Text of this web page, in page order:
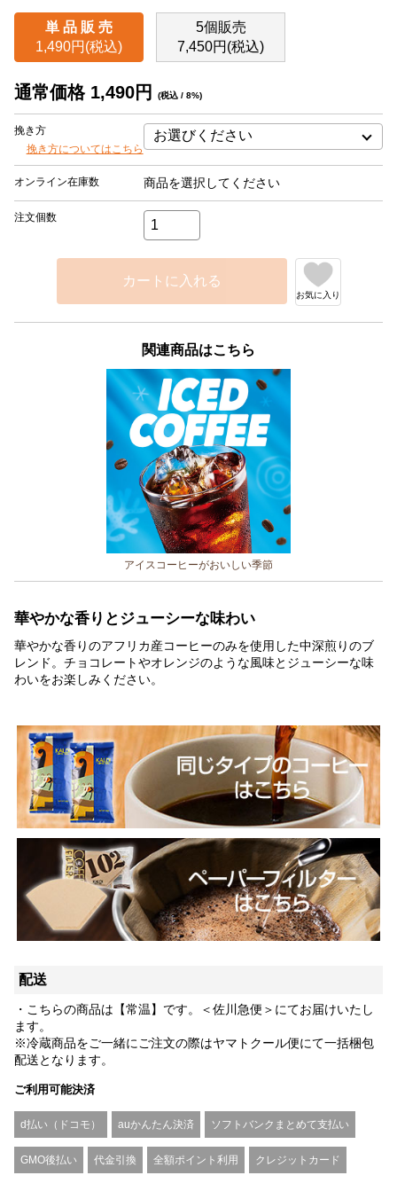
単 品 販 売
1,490円(税込)
5個販売
7,450円(税込)
通常価格 1,490円 (税込 / 8%)
挽き方
挽き方についてはこちら
オンライン在庫数 商品を選択してください
注文個数
カートに入れる
お気に入り
関連商品はこちら
アイスコーヒーがおいしい季節
華やかな香りとジューシーな味わい
華やかな香りのアフリカ産コーヒーのみを使用した中深煎りのブ
レンド。チョコレートやオレンジのような風味とジューシーな味
わいをお楽しみください。
配送
・こちらの商品は【常温】です。＜佐川急便＞にてお届けいたし
ます。
※冷蔵商品をご一緒にご注文の際はヤマトクール便にて一括梱包
配送となります。
ご利用可能決済
d払い（ドコモ） auかんたん決済 ソフトバンクまとめて支払い
GMO後払い 代金引換 全額ポイント利用 クレジットカード